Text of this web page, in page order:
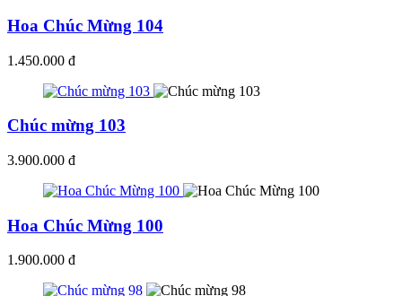
Hoa Chúc Mừng 104
1.450.000 đ
Chúc mừng 103
3.900.000 đ
Hoa Chúc Mừng 100
1.900.000 đ